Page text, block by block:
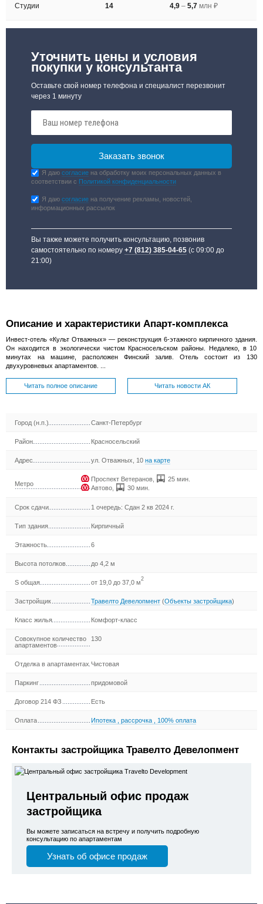
Студии 14 4,9– 5,7млн ₽
Уточнить цены и условия
покупки у консультанта
Оставьте свой номер телефона и специалист перезвонит
через 1 минуту
Я даюсогласие на обработку моих персональных данных в
соответствии с Политикой конфиденциальности
Я даюсогласие на получение рекламы, новостей,
информационных рассылок
Вы также можете получить консультацию, позвонив
самостоятельно по номеру+7 (812) 385-04-65 (с 09:00 до
21:00)
Описание и характеристики Апарт-комплекса
Инвест-отель «Культ Отважных» — реконструкция 6-этажного кирпичного здания.
Он находится в экологически чистом Красносельском районы. Недалеко, в 10
минутах на машине, расположен Финский залив. Отель состоит из 130
двухуровневых апартаментов. ...
Читать полное описание Читать новости АК
Город (н.п.) Санкт-Петербург
Район Красносельский
Адрес ул. Отважных, 10на карте
Метро
Проспект Ветеранов
25 мин.
Автово, 30 мин.
Срок сдачи 1 очередь: Сдан 2 кв 2024 г.
Тип здания Кирпичный
Этажность 6
Высота потолков до 4,2 м
S общая от 19,0 до 37,0 м2
Застройщик Травелто Девелопмент (Объекты застройщика)
Класс жилья Комфорт-класс
Совокупное количество
апартаментов
130
Отделка в апартаментах Чистовая
Паркинг придомовой
Договор 214 ФЗ Есть
Оплата Ипотека ,рассрочка 100% оплата
Контакты застройщика Травелто Девелопмент
Центральный офис продаж
застройщика
Вы можете записаться на встречу и получить подробную
консультацию по апартаментам
Узнать об офисе продаж